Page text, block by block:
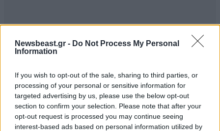
Newsbeast.gr - Do Not Process My Personal
Information
If you wish to opt-out of the sale, sharing to third parties, or
processing of your personal or sensitive information for
targeted advertising by us, please use the below opt-out
section to confirm your selection. Please note that after your
opt-out request is processed you may continue seeing
interest-based ads based on personal information utilized by
Eurovision 2026